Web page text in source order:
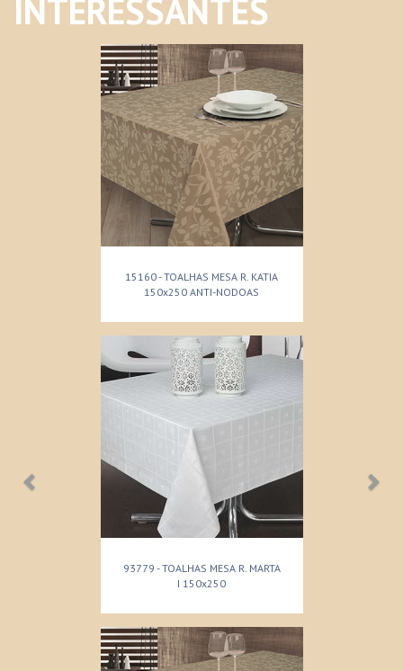
INTERESSANTES
15160 - TOALHAS MESA R. KATIA
150x250 ANTI-NODOAS
93779 - TOALHAS MESA R. MARTA
I 150x250